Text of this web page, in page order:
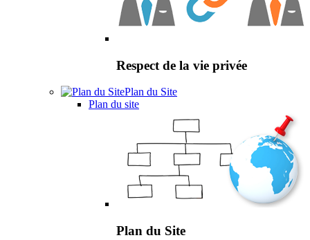
Respect de la vie privée
Plan du Site
Plan du site
Plan du Site